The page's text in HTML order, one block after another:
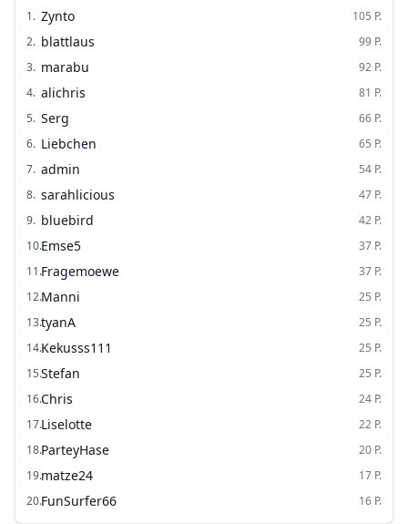
1. Zynto 105 P.
2. blattlaus 99 P.
3. marabu 92 P.
4. alichris 81 P.
5. Serg 66 P.
6. Liebchen 65 P.
7. admin 54 P.
8. sarahlicious 47 P.
9. bluebird 42 P.
10.Emse5 37 P.
11.Fragemoewe 37 P.
12.Manni 25 P.
13.tyanA 25 P.
14.Kekusss111 25 P.
15.Stefan 25 P.
16.Chris 24 P.
17.Liselotte 22 P.
18.ParteyHase 20 P.
19.matze24 17 P.
20.FunSurfer66 16 P.